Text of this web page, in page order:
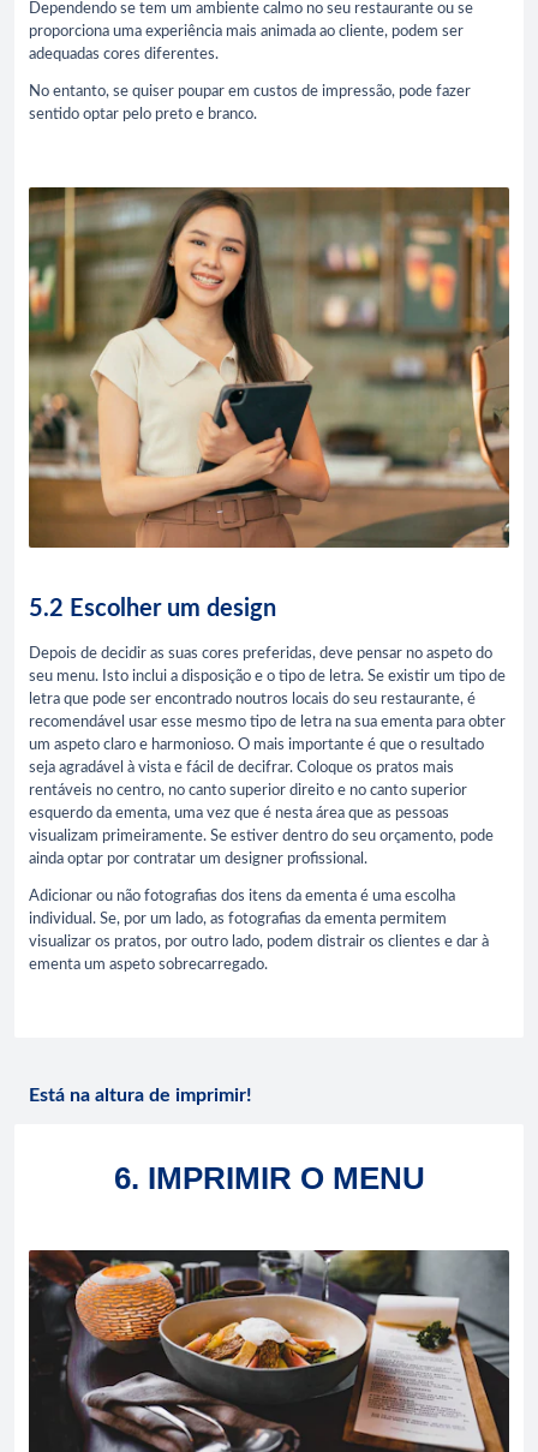
Dependendo se tem um ambiente calmo no seu restaurante ou se
proporciona uma experiência mais animada ao cliente, podem ser
adequadas cores diferentes.
No entanto, se quiser poupar em custos de impressão, pode fazer
sentido optar pelo preto e branco.
5.2 Escolher um design
Depois de decidir as suas cores preferidas, deve pensar no aspeto do
seu menu. Isto inclui a disposição e o tipo de letra. Se existir um tipo de
letra que pode ser encontrado noutros locais do seu restaurante, é
recomendável usar esse mesmo tipo de letra na sua ementa para obter
um aspeto claro e harmonioso. O mais importante é que o resultado
seja agradável à vista e fácil de decifrar. Coloque os pratos mais
rentáveis no centro, no canto superior direito e no canto superior
esquerdo da ementa, uma vez que é nesta área que as pessoas
visualizam primeiramente. Se estiver dentro do seu orçamento, pode
ainda optar por contratar um designer profissional.
Adicionar ou não fotografias dos itens da ementa é uma escolha
individual. Se, por um lado, as fotografias da ementa permitem
visualizar os pratos, por outro lado, podem distrair os clientes e dar à
ementa um aspeto sobrecarregado.
Está na altura de imprimir!
6. IMPRIMIR O MENU